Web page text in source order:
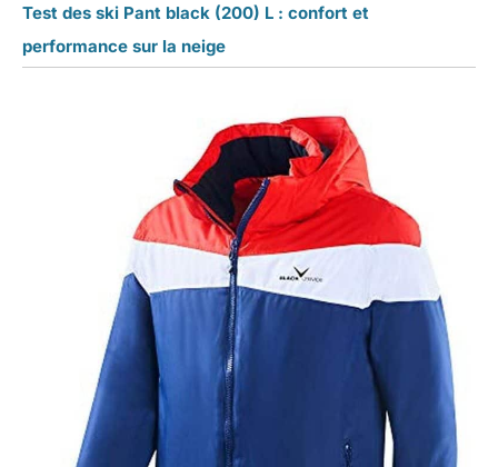
Test des ski Pant black (200) L : confort et
performance sur la neige